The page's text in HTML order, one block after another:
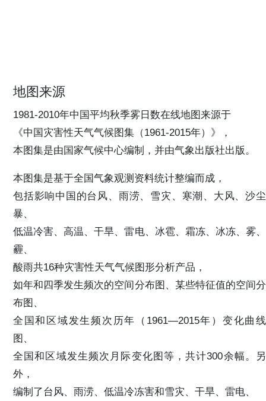
地图来源
1981-2010年中国平均秋季雾日数在线地图来源于
《中国灾害性天气气候图集（1961-2015年）》，
本图集是由国家气候中心编制，并由气象出版社出版。
本图集是基于全国气象观测资料统计整编而成，
包括影响中国的台风、雨涝、雪灾、寒潮、大风、沙尘
暴、
低温冷害、高温、干旱、雷电、冰雹、霜冻、冰冻、雾、
霾、
酸雨共16种灾害性天气气候图形分析产品，
如年和四季发生频次的空间分布图、某些特征值的空间分
布图、
全国和区域发生频次历年（1961—2015年）变化曲线
图、
全国和区域发生频次月际变化图等，共计300余幅。另
外，
编制了台风、雨涝、低温冷冻害和雪灾、干旱、雷电、